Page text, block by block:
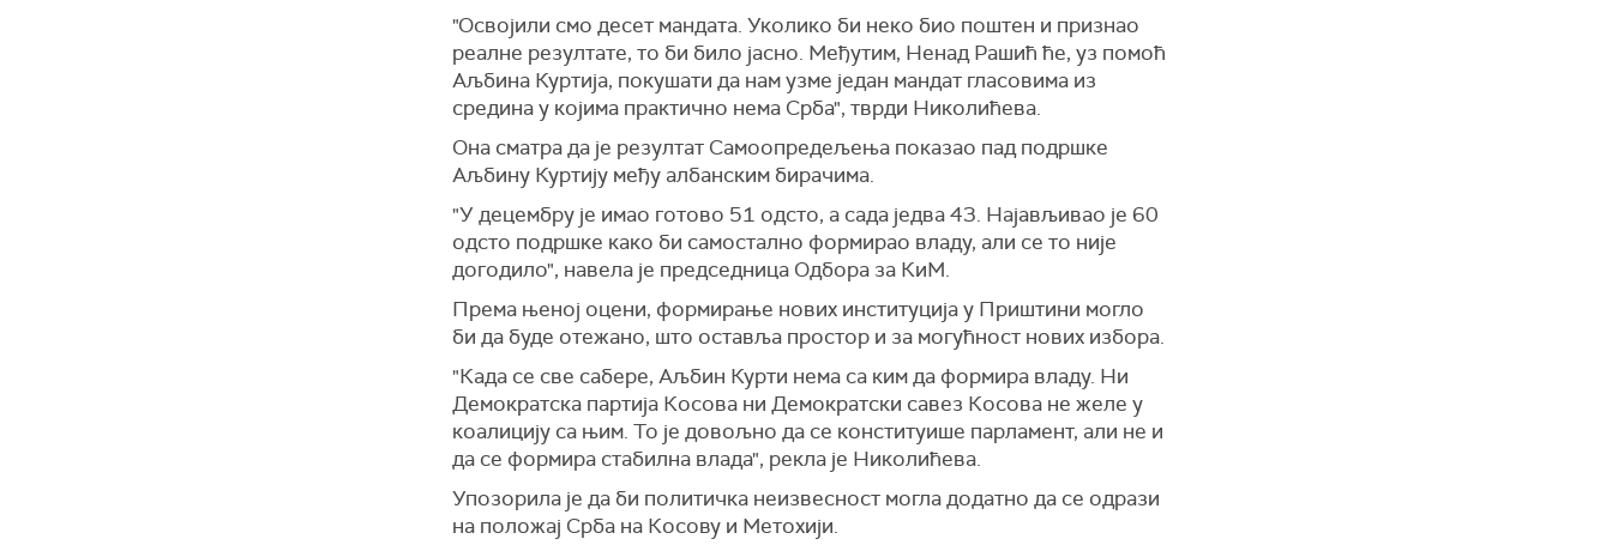
"Освојили смо десет мандата. Уколико би неко био поштен и признао
реалне резултате, то би било јасно. Међутим, Ненад Рашић ће, уз помоћ
Аљбина Куртија, покушати да нам узме један мандат гласовима из
средина у којима практично нема Срба", тврди Николићева.
Она сматра да је резултат Самоопредељења показао пад подршке
Аљбину Куртију међу албанским бирачима.
"У децембру је имао готово 51 одсто, а сада једва 43. Најављивао је 60
одсто подршке како би самостално формирао владу, али се то није
догодило", навела је председница Одбора за КиМ.
Према њеној оцени, формирање нових институција у Приштини могло
би да буде отежано, што оставља простор и за могућност нових избора.
"Када се све сабере, Аљбин Курти нема са ким да формира владу. Ни
Демократска партија Косова ни Демократски савез Косова не желе у
коалицију са њим. То је довољно да се конституише парламент, али не и
да се формира стабилна влада", рекла је Николићева.
Упозорила је да би политичка неизвесност могла додатно да се одрази
на положај Срба на Косову и Метохији.